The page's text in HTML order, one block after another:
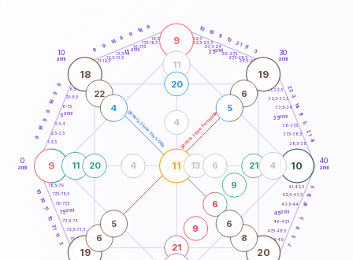
generazione maschile generazione femminile
0
anni
10
anni
30
anni
40
anni
1-2,5
2,5-3,5
3,5-4
6-7,5
7,5-8,5
8,5-9
11-12,5
12,5-13,5
13,5-14
16-17,5
17,5-18,5
18,5-19
21-22,5
22,5-23,5
23,5-24
26-27,5
27,5-28,5
28,5-29
31-32,5
32,5-33,5
33,5-34
36-37,5
37,5-38,5
38,5-39
41-42,5
42,5-43,5
43,5-44
46-47,5
47,5-48,5
48,5-49
71-72,5
72,5-73,5
73,5-74
76-77,5
77,5-78,5
78,5-79
9
18
9
9
18
9
9
9
9
18 9
9
18 9 10
19
11
10
21 11
3
22
3
14
11
5
21
4
5
13
16
3
8
5
7
3
11
21
10
11
19
10
9
9
10
11
18 19
19 20
21
9
6
9
21
11
11
4
20
20
13 6
4
4
22
4
6
5
6
5
8
6
5anni
15 anni 25anni
35anni
45anni
75anni